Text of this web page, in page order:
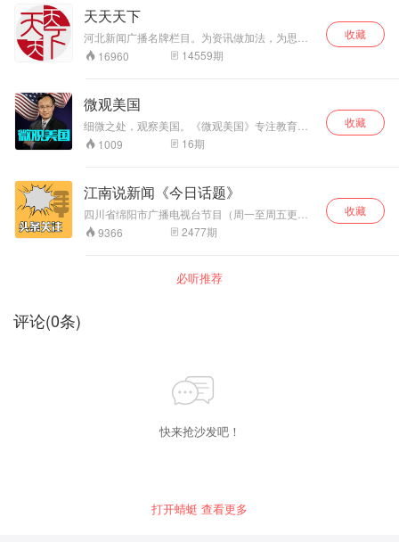
一幅更广阔的世界大图景。丁老师擅长联系历
史，通过中欧文明层面的对比，深刻剖析由美国
主导的战后和平体系下，资本对于世界的影响，
重构传统认知下的中美，中欧等国际关系，用通
天天天下
河北新闻广播名牌栏目。为资讯做加法，为思想
做乘法。知天下，为明天。
16960 14559期
收藏
微观美国
细微之处，观察美国。《微观美国》专注教育与
科技影响力。
1009 16期
收藏
江南说新闻《今日话题》
四川省绵阳市广播电视台节目（周一至周五更
新）。大事件，细解读！关注头条，评说热点！
你关注的，才是头条！
9366 2477期
收藏
必听推荐
评论(0条)
快来抢沙发吧！
打开蜻蜓 查看更多